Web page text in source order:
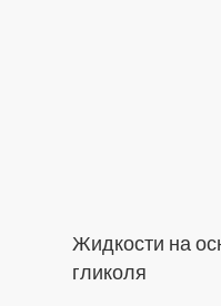
Жидкости на
гликоля